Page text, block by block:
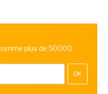
plus de 50000
OK